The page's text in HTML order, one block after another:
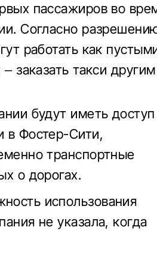
пассажиров во
Согласно
работать как
заказать такси другим
будут иметь
в Фостер-Сити,
транспортные
о дорогах.
использования
не указала, когда